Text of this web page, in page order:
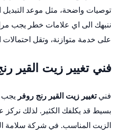
توصيات واضحة، مثل موعد
ننبهك الى اي علامات خطر يجب
على خدمة متوازنة، وتقل
فني تغيير زيت القير
فنيتغيير زيت القير رنج روفر يجب
بسيط قد يكلفك الكثير. لذلك نركز
الزيت المناسب. في شركة سلامة